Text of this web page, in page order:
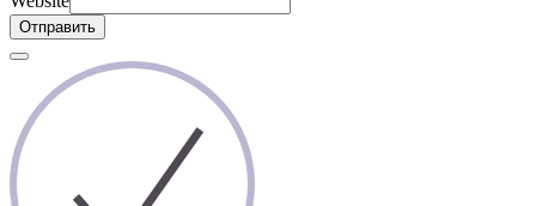
Отправить